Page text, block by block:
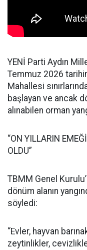
YENİ Parti Aydın
Temmuz 2026
Mahallesi
başlayan ve ancak
alınabilen orman
“ON YILLARIN
OLDU”
TBMM Genel
dönüm alanın
söyledi:
“Evler, hayvan
zeytinlikler,